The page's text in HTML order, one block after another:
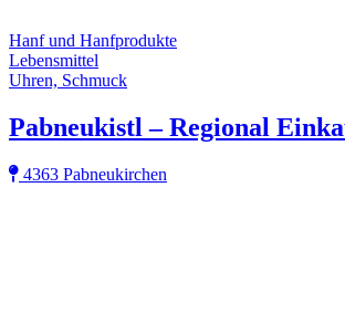
Hanf und Hanfprodukte
Lebensmittel
Uhren, Schmuck
Pabneukistl – Regional
4363 Pabneukirchen